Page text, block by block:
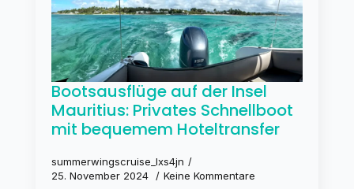
Bootsausflüge auf der Insel
Mauritius: Privates Schnellboot
mit bequemem Hoteltransfer
summerwingscruise_lxs4jn
25. November 2024
Keine Kommentare